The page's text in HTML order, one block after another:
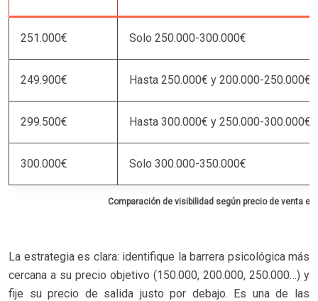
Comparación de visibilidad según precio de venta en
251.000€ Solo 250.000-300.000€
249.900€ Hasta 250.000€ y 200.000-250.000€
299.500€ Hasta 300.000€ y 250.000-300.000€
300.000€ Solo 300.000-350.000€
La estrategia es clara: identifique la barrera psicológica más
cercana a su precio objetivo (150.000, 200.000, 250.000…) y
fije su precio de salida justo por debajo. Es una de las